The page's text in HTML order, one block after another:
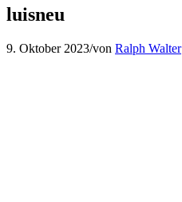
luisneu
9. Oktober 2023/von Ralph Walter